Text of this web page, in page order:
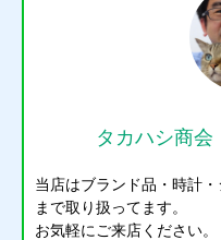
タカハシ商
当店はブランド品・時計
まで取り扱ってます。
お気軽にご来店ください。